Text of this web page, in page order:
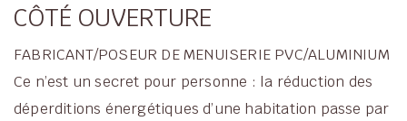
CÔTÉ OUVERTURE
FABRICANT/POSEUR DE MENUISERIE PVC/ALUMINIUM
Ce n’est un secret pour personne : la réduction des
déperditions énergétiques d’une habitation passe par